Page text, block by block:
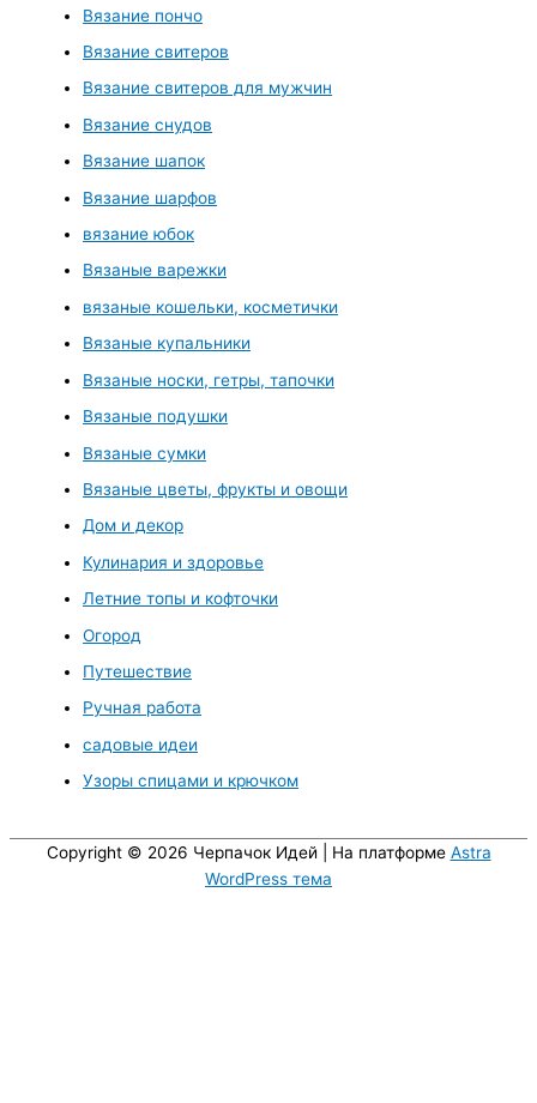
Вязание пончо
Вязание свитеров
Вязание свитеров для мужчин
Вязание снудов
Вязание шапок
Вязание шарфов
вязание юбок
Вязаные варежки
вязаные кошельки, косметички
Вязаные купальники
Вязаные носки, гетры, тапочки
Вязаные подушки
Вязаные сумки
Вязаные цветы, фрукты и овощи
Дом и декор
Кулинария и здоровье
Летние топы и кофточки
Огород
Путешествие
Ручная работа
садовые идеи
Узоры спицами и крючком
Copyright © 2026 Черпачoк Идей | На платформе Astra
WordPress тема